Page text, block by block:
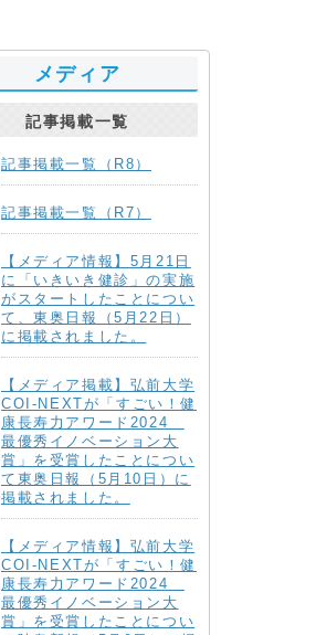
メディア
記事掲載一覧
記事掲載一覧（R8）
記事掲載一覧（R7）
【メディア情報】5月21日
に「いきいき健診」の実施
がスタートしたことについ
て、東奥日報（5月22日）
に掲載されました。
【メディア掲載】弘前大学
COI-NEXTが「すごい！健
康長寿力アワード2024
最優秀イノベーション大
賞」を受賞したことについ
て東奥日報（5月10日）に
掲載されました。
【メディア情報】弘前大学
COI-NEXTが「すごい！健
康長寿力アワード2024
最優秀イノベーション大
賞」を受賞したことについ